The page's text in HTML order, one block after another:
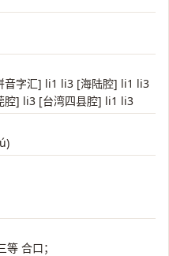
音字汇] li1 li3 [海陆腔] li1 li3
腔] li3 [台湾四县腔] li1 li3
合口；